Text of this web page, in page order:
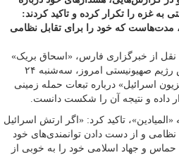
به غزه را تکرار کرده و تاکید کردند:
که خود را برای تقابل نظامی
نقل از خبرگزاری فارس، «اسحاق بریک»
یکی از فرماندهان میان رده ارتش رژیم صهیونیستی امروز، سه‌شنبه ۲۴
گفت‌وگو با «شبکه ۷ تلویزیون اسرائیل» درباره تبعات حمله زمینی
داده و نتیجه آن را شکست دانست.
تاکید کرد: «اگر ارتش اسرائیل
و از دست دادن توانمندی‌های خود
و جهاد اسلامی خود را به خوبی از